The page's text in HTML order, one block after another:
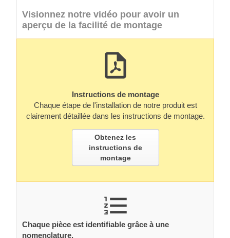
Visionnez notre vidéo pour avoir un
aperçu de la facilité de montage
Instructions de montage
Chaque étape de l'installation de notre produit est
clairement détaillée dans les instructions de montage.
Obtenez les
instructions de
montage
Chaque pièce est identifiable grâce à une
nomenclature.